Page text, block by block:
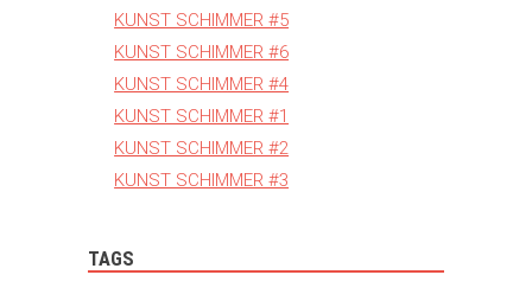
KUNST SCHIMMER #5
KUNST SCHIMMER #6
KUNST SCHIMMER #4
KUNST SCHIMMER #1
KUNST SCHIMMER #2
KUNST SCHIMMER #3
TAGS